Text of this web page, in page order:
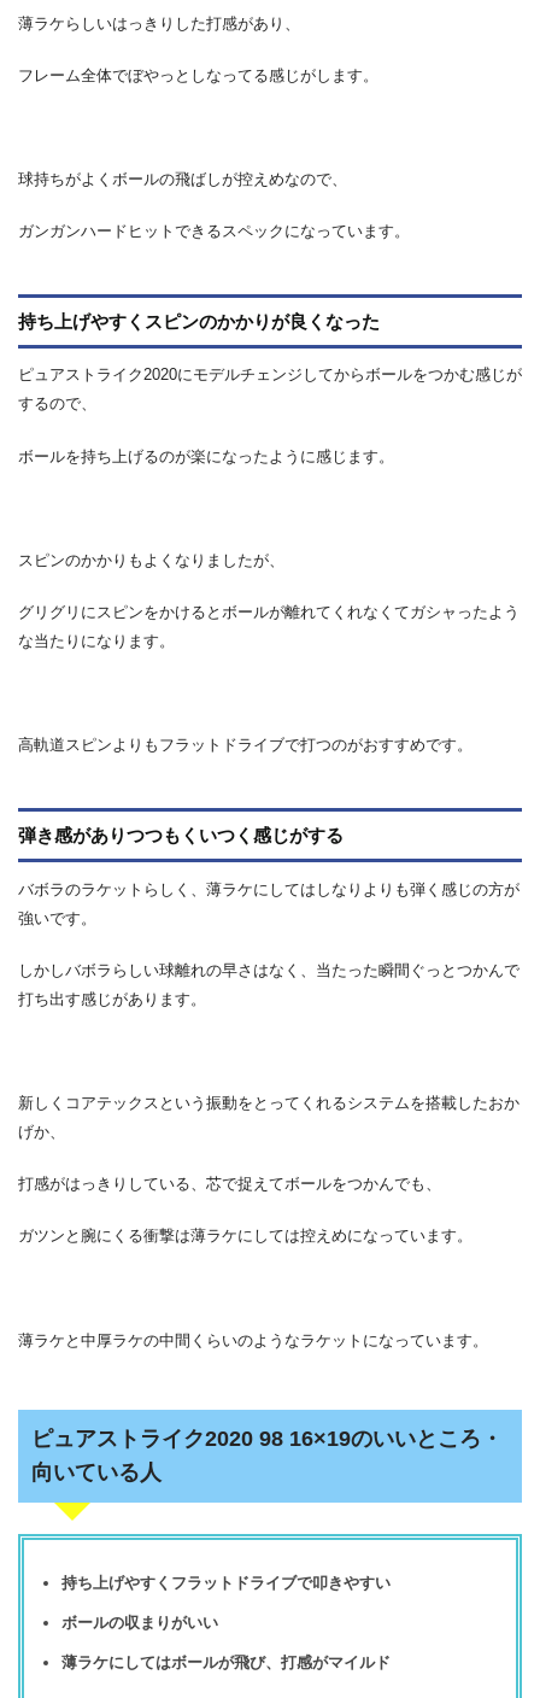
薄ラケらしいはっきりした打感があり、
フレーム全体でぼやっとしなってる感じがします。
球持ちがよくボールの飛ばしが控えめなので、
ガンガンハードヒットできるスペックになっています。
持ち上げやすくスピンのかかりが良くなった
ピュアストライク2020にモデルチェンジしてからボールをつかむ感じが
するので、
ボールを持ち上げるのが楽になったように感じます。
スピンのかかりもよくなりましたが、
グリグリにスピンをかけるとボールが離れてくれなくてガシャったよう
な当たりになります。
高軌道スピンよりもフラットドライブで打つのがおすすめです。
弾き感がありつつもくいつく感じがする
バボラのラケットらしく、薄ラケにしてはしなりよりも弾く感じの方が
強いです。
しかしバボラらしい球離れの早さはなく、当たった瞬間ぐっとつかんで
打ち出す感じがあります。
新しくコアテックスという振動をとってくれるシステムを搭載したおか
げか、
打感がはっきりしている、芯で捉えてボールをつかんでも、
ガツンと腕にくる衝撃は薄ラケにしては控えめになっています。
薄ラケと中厚ラケの中間くらいのようなラケットになっています。
ピュアストライク2020 98 16×19のいいところ・
向いている人
持ち上げやすくフラットドライブで叩きやすい
ボールの収まりがいい
薄ラケにしてはボールが飛び、打感がマイルド